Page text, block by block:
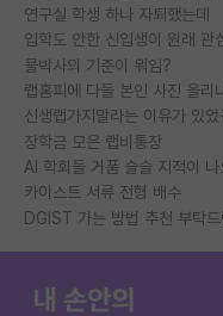
연구실 학생 하나 자퇴했는데
입학도 안한 신입생이 원래 관
물박사의 기준이 뭐임?
랩홈피에 다들 본인 사진 올리
신생랩가지말라는 이유가 있었
장학금 모은 랩비통장
AI 학회들 거품 슬슬 지적이 나
카이스트 서류 전형 배수
DGIST 가는 방법 추천 부탁드